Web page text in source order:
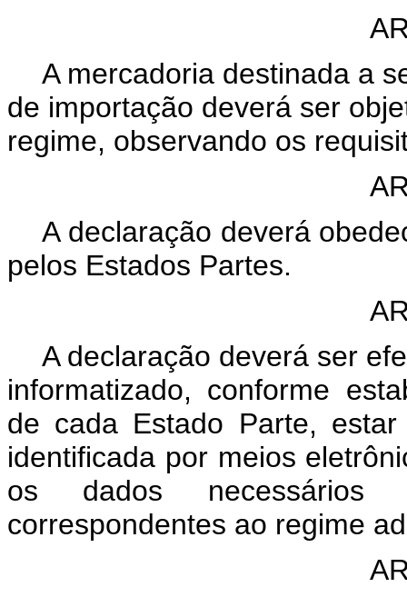
A mercadoria destinada a
de importação deverá ser
regime, observando os
A declaração deverá
pelos Estados Partes.
A declaração deverá ser
informatizado, conforme
de cada Estado Parte,
identificada por meios
os dados necessários
correspondentes ao regime